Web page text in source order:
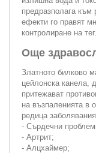
предразполага към
ефекти го правят
контролиране на
Още
Златното билково
цейлонска канела,
притежават
на възпаленията в
редица
- Сърдечни
- Артрит;
- Алцхаймер;